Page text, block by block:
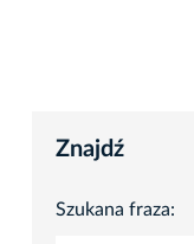
Znajdź
Szukana fraza: